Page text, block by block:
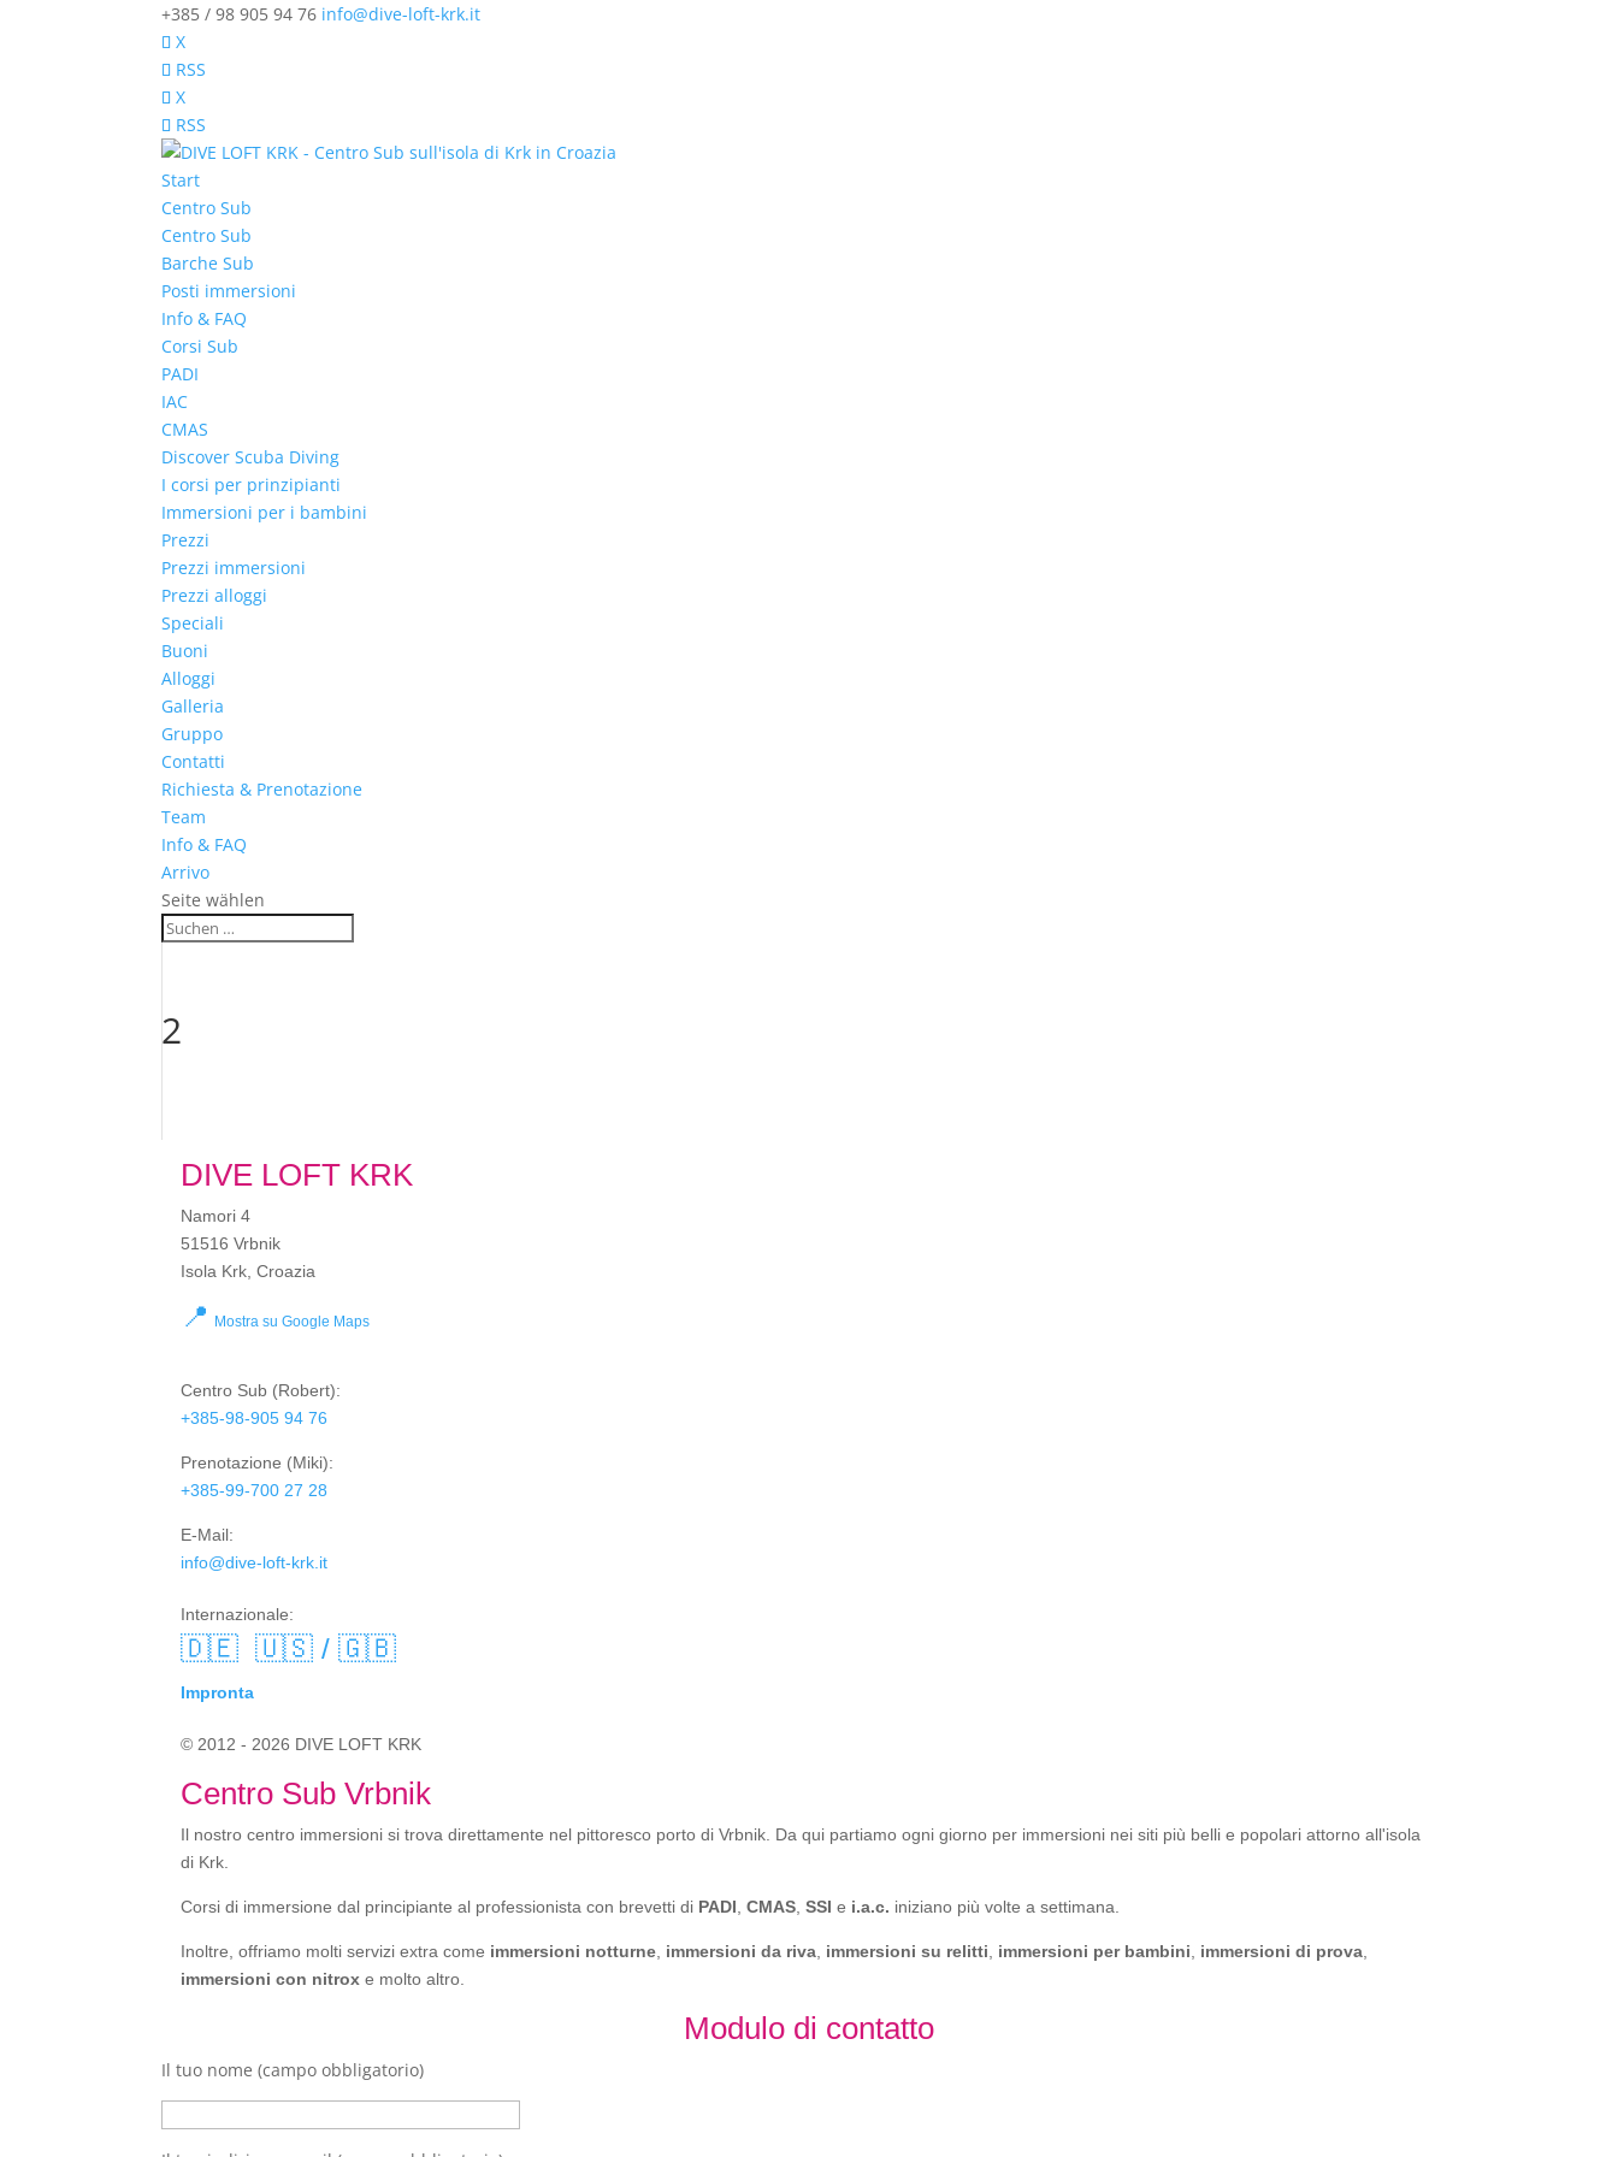
+385 / 98 905 94 76 info@dive-loft-krk.it
X
RSS
X
RSS
Start
Centro Sub
Centro Sub
Barche Sub
Posti immersioni
Info & FAQ
Corsi Sub
PADI
IAC
CMAS
Discover Scuba Diving
I corsi per prinzipianti
Immersioni per i bambini
Prezzi
Prezzi immersioni
Prezzi alloggi
Speciali
Buoni
Alloggi
Galleria
Gruppo
Contatti
Richiesta & Prenotazione
Team
Info & FAQ
Arrivo
Seite wählen
2
DIVE LOFT KRK
Namori 4
51516 Vrbnik
Isola Krk, Croazia
📍 Mostra su Google Maps
Centro Sub (Robert):
+385-98-905 94 76
Prenotazione (Miki):
+385-99-700 27 28
E-Mail:
info@dive-loft-krk.it
Internazionale:
🇩🇪 🇺🇸 / 🇬🇧
Impronta
© 2012 - 2026 DIVE LOFT KRK
Centro Sub Vrbnik
Il nostro centro immersioni si trova direttamente nel pittoresco porto di Vrbnik. Da qui partiamo ogni giorno per immersioni nei siti più belli e popolari attorno all'isola
di Krk.
Corsi di immersione dal principiante al professionista con brevetti di PADI ,CMAS ,SSI e i.a.c. iniziano più volte a settimana.
Inoltre, offriamo molti servizi extra come immersioni notturne immersioni da riva immersioni su relitti immersioni per bambini immersioni di prova
immersioni con nitrox e molto altro.
Modulo di contatto
Il tuo nome (campo obbligatorio)